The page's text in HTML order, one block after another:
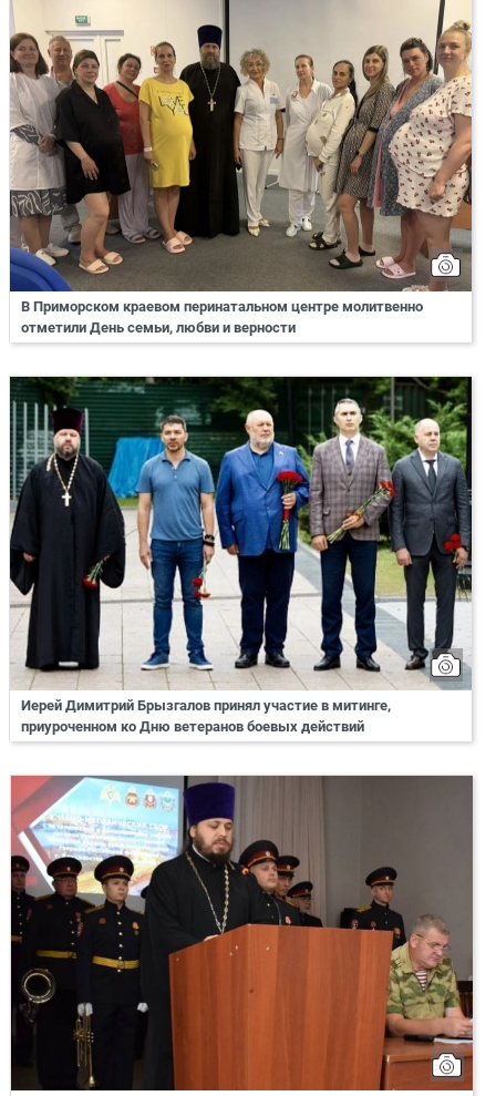
В Приморском краевом перинатальном центре молитвенно
отметили День семьи, любви и верности
Иерей Димитрий Брызгалов принял участие в митинге,
приуроченном ко Дню ветеранов боевых действий